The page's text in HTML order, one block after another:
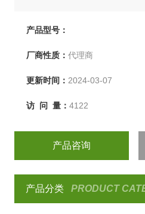
产品型号：
厂商性质： 代理商
更新时间： 2024-03-07
访 问 量： 4122
产品咨询
产品分类 PRODUCT